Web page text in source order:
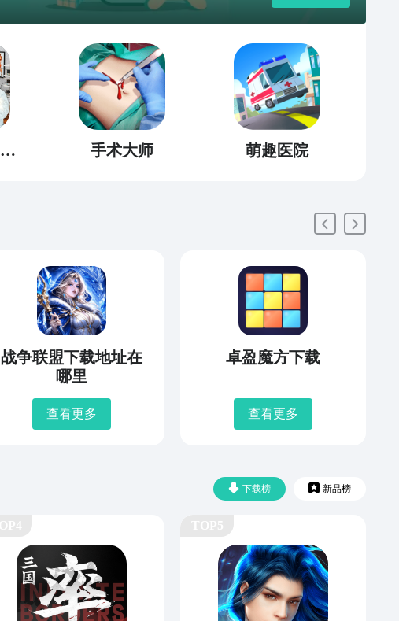
心脏手术医生模拟 手术大师 萌趣医院
战争联盟下载地址在
哪里
查看更多
卓盈魔方下载
查看更多
下载榜 新品榜